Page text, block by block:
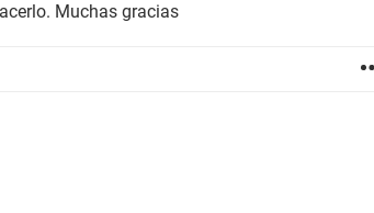
Muchas gracias